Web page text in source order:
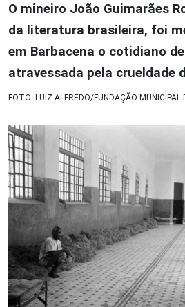
O mineiro João Guimarães
da literatura brasileira, foi
em Barbacena o cotidiano
atravessada pela crueldade
FOTO: LUIZ ALFREDO/FUNDAÇÃO